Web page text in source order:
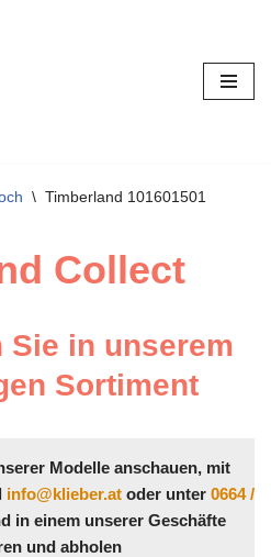
\ Timberland 101601501
Collect
Sie in unserem
Sortiment
Modelle anschauen, mit
info@klieber.atoder unter 0664 /
in einem unserer Geschäfte
und abholen